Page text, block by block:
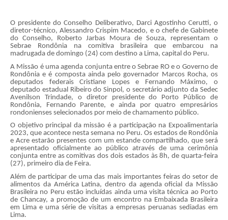
O presidente do Conselho Deliberativo, Darci Agostinho Cerutti, o
diretor-técnico, Alessandro Crispim Macedo, e o chefe de Gabinete
do Conselho, Roberto Jarbas Moura de Souza, representam o
Sebrae Rondônia na comitiva brasileira que embarcou na
madrugada de domingo (24) com destino a Lima, capital do Peru.
A Missão é uma agenda conjunta entre o Sebrae RO e o Governo de
Rondônia e é composta ainda pelo governador Marcos Rocha, os
deputados federais Cristiane Lopes e Fernando Máximo, o
deputado estadual Ribeiro do Sinpol, o secretário adjunto da Sedec
Avenilson Trindade, o diretor presidente do Porto Público de
Rondônia, Fernando Parente, e ainda por quatro empresários
rondonienses selecionados por meio de chamamento público.
O objetivo principal da missão é a participação na Expoalimentaria
2023, que acontece nesta semana no Peru. Os estados de Rondônia
e Acre estarão presentes com um estande compartilhado, que será
apresentado oficialmente ao público através de uma cerimônia
conjunta entre as comitivas dos dois estados às 8h, de quarta-feira
(27), primeiro dia de Feira.
Além de participar de uma das mais importantes feiras do setor de
alimentos da América Latina, dentro da agenda oficial da Missão
Brasileira no Peru estão incluídas ainda uma visita técnica ao Porto
de Chancay, a promoção de um encontro na Embaixada Brasileira
em Lima e uma série de visitas a empresas peruanas sediadas em
Lima.